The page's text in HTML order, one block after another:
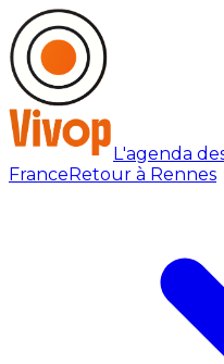
L'agenda
FranceRetour à Rennes